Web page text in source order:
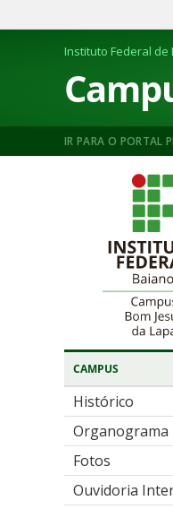
Instituto Federal de
IR PARA O PORTAL
CAMPUS
Histórico
Organograma
Fotos
Ouvidoria